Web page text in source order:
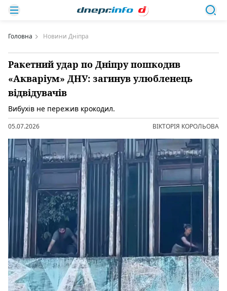
Головна Новини Дніпра
Ракетний удар по Дніпру пошкодив
«Акваріум» ДНУ: загинув улюбленець
відвідувачів
Вибухів не пережив крокодил.
05.07.2026 ВІКТОРІЯ КОРОЛЬОВА